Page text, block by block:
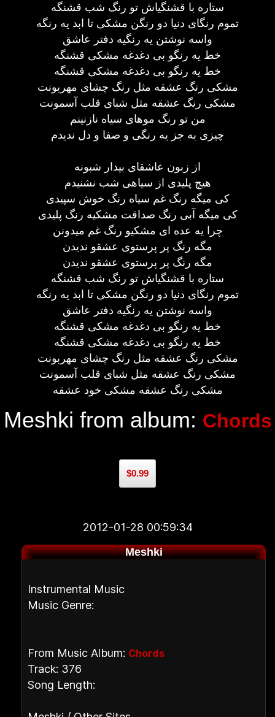
ستاره با قشنگیاش تو رنگ شب قشنگه
تموم رنگای دنیا دو رنگن مشکی تا ابد یه رنگه
واسه نوشتن یه رنگیه دفتر عاشق
خط یه رنگو بی دغدغه مشکی قشنگه
خط یه رنگو بی دغدغه مشکی قشنگه
مشکی رنگ عشقه مثل رنگ چشای مهربونت
مشکی رنگ عشقه مثل شبای قلب آسمونت
من تو رنگ موهای سیاه نازنینم
چیزی به جز یه رنگی و صفا و دل ندیدم
از زبون عاشقای بیدار شبونه
هیچ پلیدی از سیاهی شب نشنیدم
کی میگه رنگ غم سیاه رنگ خوش سپیدی
کی میگه آبی رنگ صداقت مشکیه رنگ پلیدی
چرا یه عده ای مشکیو رنگ غم میدونن
مگه رنگ پر پرستوی عشقو ندیدن
مگه رنگ پر پرستوی عشقو ندیدن
ستاره با قشنگیاش تو رنگ شب قشنگه
تموم رنگای دنیا دو رنگن مشکی تا ابد یه رنگه
واسه نوشتن یه رنگیه دفتر عاشق
خط یه رنگو بی دغدغه مشکی قشنگه
خط یه رنگو بی دغدغه مشکی قشنگه
مشکی رنگ عشقه مثل رنگ چشای مهربونت
مشکی رنگ عشقه مثل شبای قلب آسمونت
مشکی رنگ عشقه مشکی خود عشقه
Meshki from album: Chords
$0.99
2012-01-28 00:59:34
Meshki
Instrumental Music
Music Genre:
From Music Album: Chords
Track: 376
Song Length: